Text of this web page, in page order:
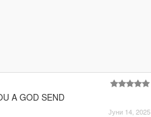
A GOD SEND
Јуни 14, 2025